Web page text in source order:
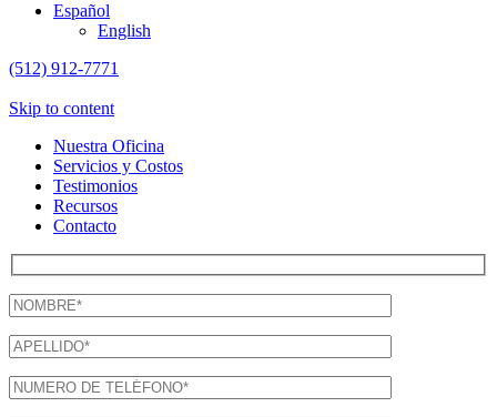
Español
English
(512) 912-7771
Skip to content
Nuestra Oficina
Servicios y Costos
Testimonios
Recursos
Contacto